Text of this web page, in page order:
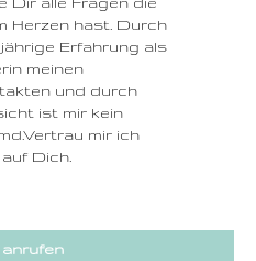
Herzen hast. Durch
Erfahrung als
meinen
und durch
ist mir kein
mir ich
Dich.